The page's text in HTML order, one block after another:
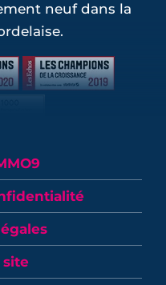
neuf dans la
site